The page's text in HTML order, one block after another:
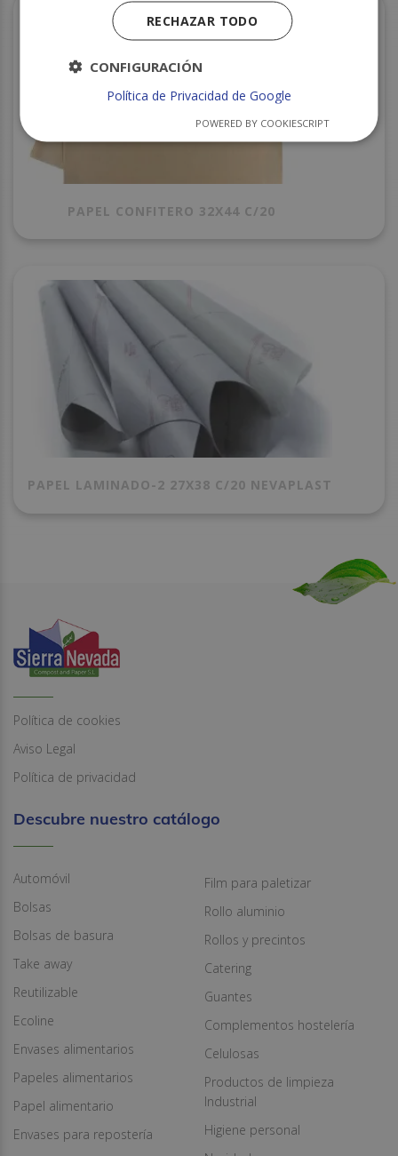
PAPEL CONFITERO 32X44 C/20
PAPEL LAMINADO-2 27X38 C/20 NEVAPLAST
Política de cookies
Aviso Legal
Política de privacidad
Descubre nuestro catálogo
Automóvil
Bolsas
Bolsas de basura
Take away
Reutilizable
Ecoline
Envases alimentarios
Papeles alimentarios
Papel alimentario
Envases para repostería
Film para paletizar
Rollo aluminio
Rollos y precintos
Catering
Guantes
Complementos hostelería
Celulosas
Productos de limpieza
Industrial
Higiene personal
RECHAZAR TODO
CONFIGURACIÓN
Política de Privacidad de Google
POWERED BY COOKIESCRIPT